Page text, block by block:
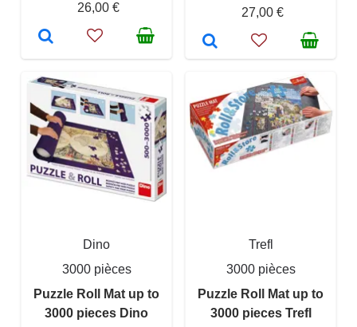
26,00 €
27,00 €
Dino
3000 pièces
Puzzle Roll Mat up to
3000 pieces Dino
Trefl
3000 pièces
Puzzle Roll Mat up to
3000 pieces Trefl